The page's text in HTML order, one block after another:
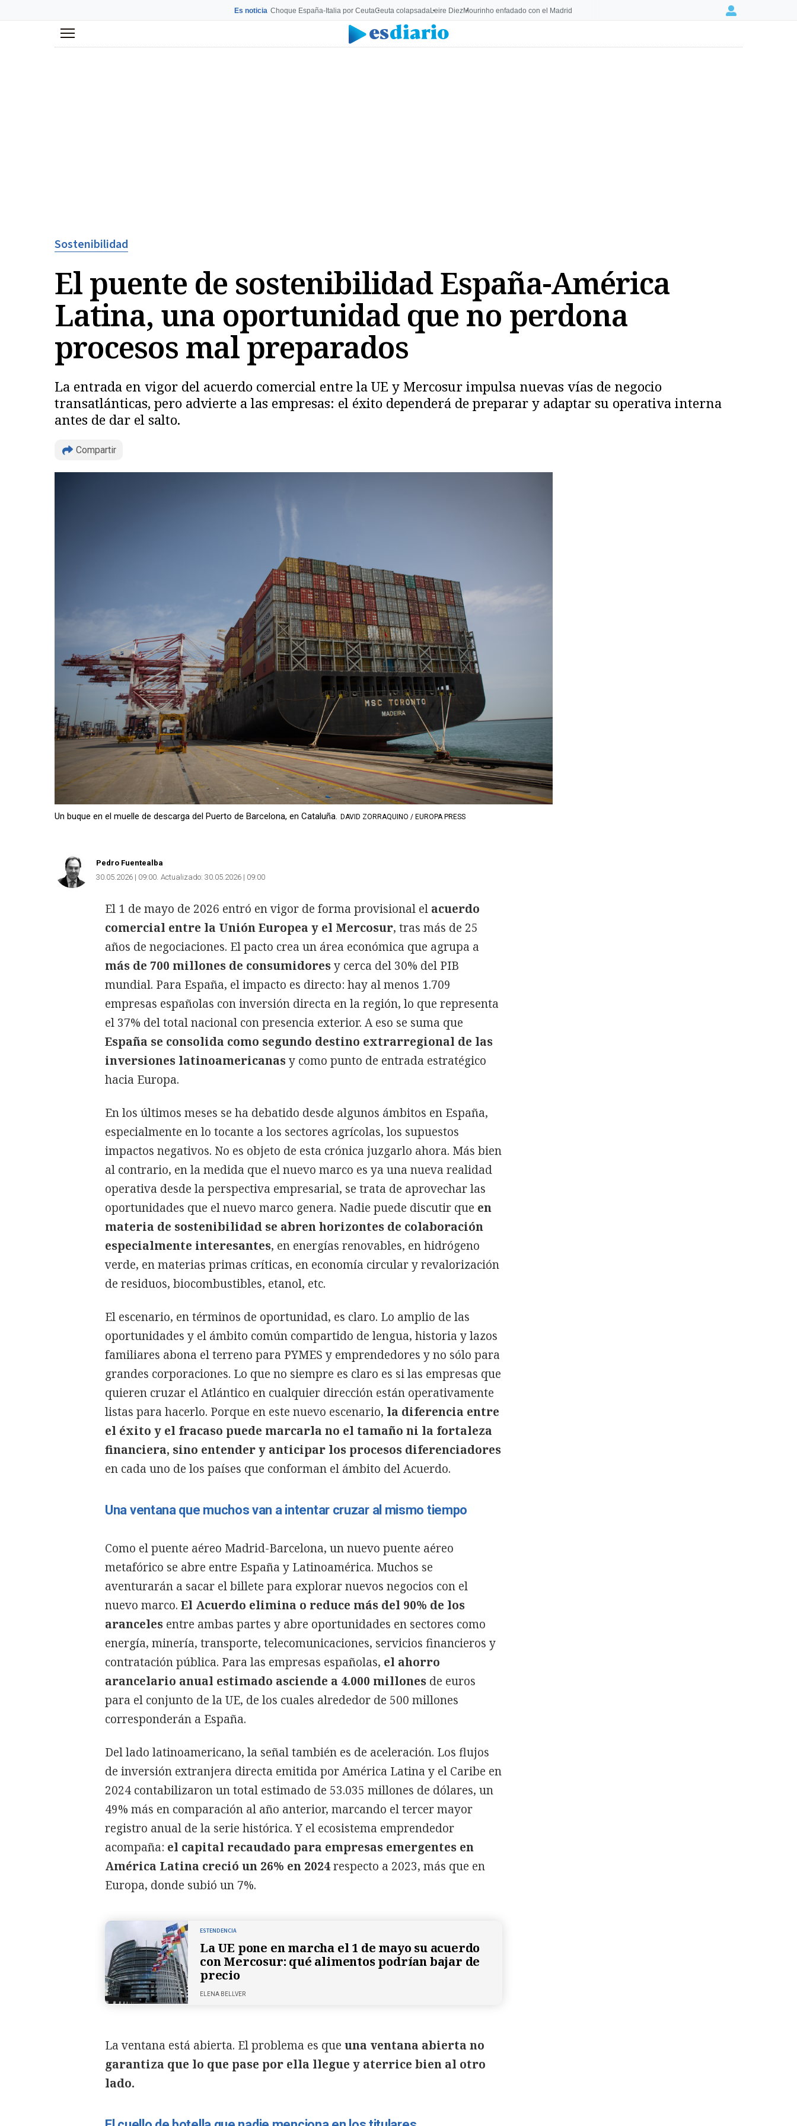
Es noticia Choque España-Italia por CeutaCeuta colapsadaLeire DiezMourinho enfadado con el Madrid Login
Menú
Sostenibilidad
El puente de sostenibilidad España-América
Latina, una oportunidad que no perdona
procesos mal preparados
La entrada en vigor del acuerdo comercial entre la UE y Mercosur impulsa nuevas vías de negocio
transatlánticas, pero advierte a las empresas: el éxito dependerá de preparar y adaptar su operativa interna
antes de dar el salto.
Compartir
Un buque en el muelle de descarga del Puerto de Barcelona, en Cataluña. DAVID ZORRAQUINO / EUROPA PRESS
Pedro Fuentealba
30.05.2026 | 09:00 Actualizado: 30.05.2026 | 09:00
El 1 de mayo de 2026 entró en vigor de forma provisional el acuerdo
comercial entre la Unión Europea y el Mercosur, tras más de 25
años de negociaciones. El pacto crea un área económica que agrupa a
más de 700 millones de consumidoresy cerca del 30% del PIB
mundial. Para España, el impacto es directo: hay al menos 1.709
empresas españolas con inversión directa en la región, lo que representa
el 37% del total nacional con presencia exterior. A eso se suma que
España se consolida como segundo destino extrarregional de las
inversiones latinoamericanasy como punto de entrada estratégico
hacia Europa.
En los últimos meses se ha debatido desde algunos ámbitos en España,
especialmente en lo tocante a los sectores agrícolas, los supuestos
impactos negativos. No es objeto de esta crónica juzgarlo ahora. Más bien
al contrario, en la medida que el nuevo marco es ya una nueva realidad
operativa desde la perspectiva empresarial, se trata de aprovechar las
oportunidades que el nuevo marco genera. Nadie puede discutir que en
materia de sostenibilidad se abren horizontes de colaboración
especialmente interesantes, en energías renovables, en hidrógeno
verde, en materias primas críticas, en economía circular y revalorización
de residuos, biocombustibles, etanol, etc.
El escenario, en términos de oportunidad, es claro. Lo amplio de las
oportunidades y el ámbito común compartido de lengua, historia y lazos
familiares abona el terreno para PYMES y emprendedores y no sólo para
grandes corporaciones. Lo que no siempre es claro es si las empresas que
quieren cruzar el Atlántico en cualquier dirección están operativamente
listas para hacerlo. Porque en este nuevo escenario, la diferencia entre
el éxito y el fracaso puede marcarla no el tamaño ni la fortaleza
financiera, sino entender y anticipar los procesos diferenciadores
en cada uno de los países que conforman el ámbito del Acuerdo.
Una ventana que muchos van a intentar cruzar al mismo tiempo
Como el puente aéreo Madrid-Barcelona, un nuevo puente aéreo
metafórico se abre entre España y Latinoamérica. Muchos se
aventurarán a sacar el billete para explorar nuevos negocios con el
nuevo marco. El Acuerdo elimina o reduce más del 90% de los
aranceles entre ambas partes y abre oportunidades en sectores como
energía, minería, transporte, telecomunicaciones, servicios financieros y
contratación pública. Para las empresas españolas, el ahorro
arancelario anual estimado asciende a 4.000 millones de euros
para el conjunto de la UE, de los cuales alrededor de 500 millones
corresponderán a España.
Del lado latinoamericano, la señal también es de aceleración. Los flujos
de inversión extranjera directa emitida por América Latina y el Caribe en
2024 contabilizaron un total estimado de 53.035 millones de dólares, un
49% más en comparación al año anterior, marcando el tercer mayor
registro anual de la serie histórica. Y el ecosistema emprendedor
acompaña: el capital recaudado para empresas emergentes en
América Latina creció un 26% en 2024respecto a 2023, más que en
Europa, donde subió un 7%.
ESTENDENCIA
La UE pone en marcha el 1 de mayo su acuerdo
con Mercosur: qué alimentos podrían bajar de
precio
ELENA BELLVER
La ventana está abierta. El problema es que una ventana abierta no
garantiza que lo que pase por ella llegue y aterrice bien al otro
lado.